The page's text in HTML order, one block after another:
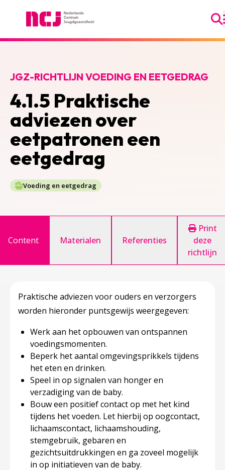
4.1.5 Praktische
adviezen over
eetpatronen een
eetgedrag
JGZ-RICHTLIJN VOEDING EN EETGEDRAG
Voeding en eetgedrag
Content Materialen Referenties
Print
deze
richtlijn
Praktische adviezen voor ouders en verzorgers
worden hieronder puntsgewijs weergegeven:
Werk aan het opbouwen van ontspannen
voedingsmomenten.
Beperk het aantal omgevingsprikkels tijdens
het eten en drinken.
Speel in op signalen van honger en
verzadiging van de baby.
Bouw een positief contact op met het kind
tijdens het voeden. Let hierbij op oogcontact,
lichaamscontact, lichaamshouding,
stemgebruik, gebaren en
gezichtsuitdrukkingen en ga zoveel mogelijk
in op initiatieven van de baby.